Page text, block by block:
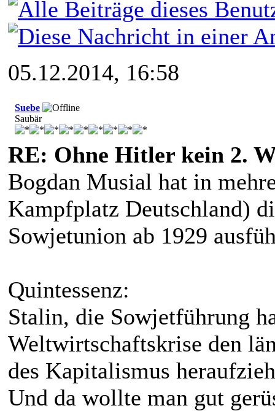
05.12.2014, 16:58
Suebe
Saubär
RE: Ohne Hitler kein 2.
Bogdan Musial hat in
Kampfplatz Deutschland)
Sowjetunion ab 1929
Quintessenz:
Stalin, die Sowjetführung
Weltwirtschaftskrise den
des Kapitalismus
Und da wollte man gut